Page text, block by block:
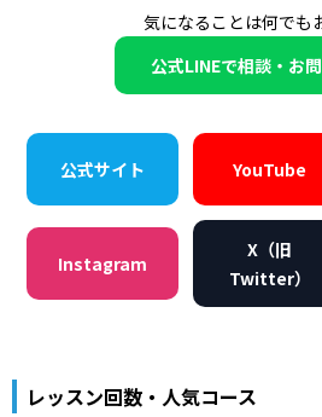
気になることは何でも
公式LINEで相談・お
公式サイト YouTube
Instagram
X（旧
Twitter）
レッスン回数・人気コース